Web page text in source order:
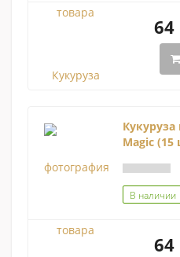
64
Magic
В наличии
64